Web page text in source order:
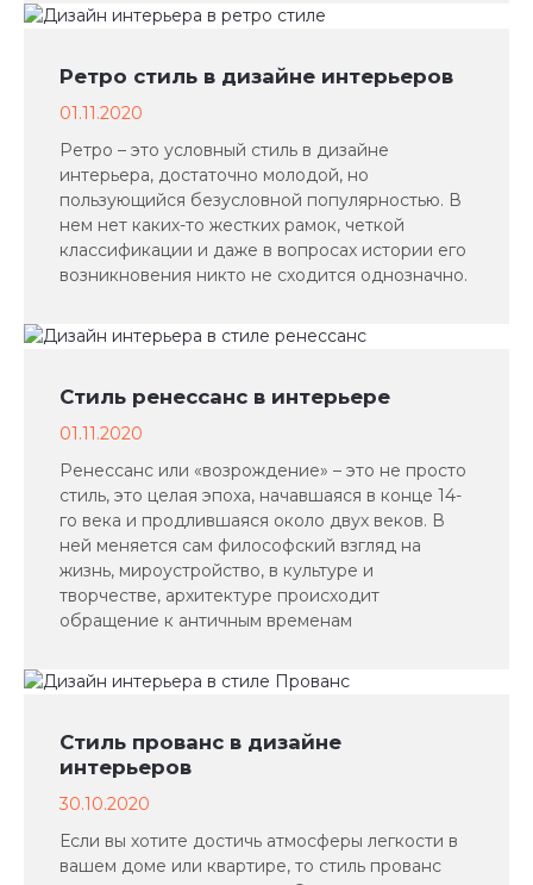
Ретро стиль в дизайне интерьеров
01.11.2020
Ретро – это условный стиль в дизайне
интерьера, достаточно молодой, но
пользующийся безусловной популярностью. В
нем нет каких-то жестких рамок, четкой
классификации и даже в вопросах истории его
возникновения никто не сходится однозначно.
Стиль ренессанс в интерьере
01.11.2020
Ренессанс или «возрождение» – это не просто
стиль, это целая эпоха, начавшаяся в конце 14-
го века и продлившаяся около двух веков. В
ней меняется сам философский взгляд на
жизнь, мироустройство, в культуре и
творчестве, архитектуре происходит
обращение к античным временам
Стиль прованс в дизайне
интерьеров
30.10.2020
Если вы хотите достичь атмосферы легкости в
вашем доме или квартире, то стиль прованс